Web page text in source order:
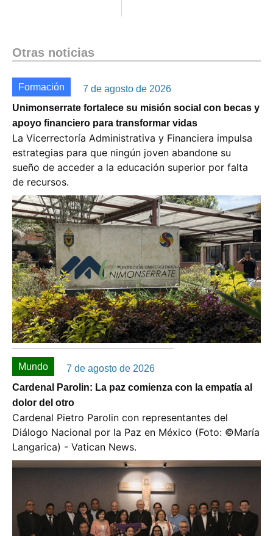
Otras noticias
Formación
7 de agosto de 2026
Unimonserrate fortalece su misión social con becas y
apoyo financiero para transformar vidas
La Vicerrectoría Administrativa y Financiera impulsa
estrategias para que ningún joven abandone su
sueño de acceder a la educación superior por falta
de recursos.
Mundo
7 de agosto de 2026
Cardenal Parolin: La paz comienza con la empatía al
dolor del otro
Cardenal Pietro Parolin con representantes del
Diálogo Nacional por la Paz en México (Foto: ©️María
Langarica) - Vatican News.